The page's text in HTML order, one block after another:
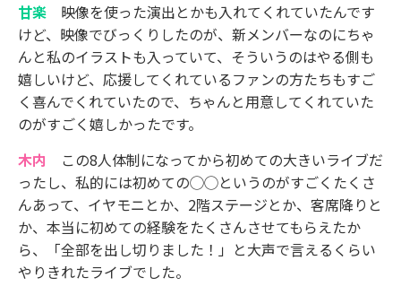
甘楽 映像を使った演出とかも入れてくれていたんです
けど、映像でびっくりしたのが、新メンバーなのにちゃ
んと私のイラストも入っていて、そういうのはやる側も
嬉しいけど、応援してくれているファンの方たちもすご
く喜んでくれていたので、ちゃんと用意してくれていた
のがすごく嬉しかったです。
木内 この8人体制になってから初めての大きいライブだ
ったし、私的には初めての◯◯というのがすごくたくさ
んあって、イヤモニとか、2階ステージとか、客席降りと
か、本当に初めての経験をたくさんさせてもらえたか
ら、「全部を出し切りました！」と大声で言えるくらい
やりきれたライブでした。